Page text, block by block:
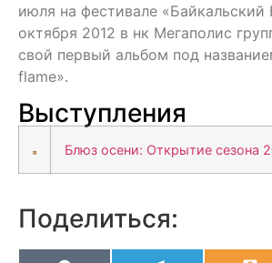
июля на фестивале «Байкальский
октября 2012 в нк Мегаполис
свой первый альбом под
flame».
Выступления
Блюз осени: Открытие сезона
Поделиться: